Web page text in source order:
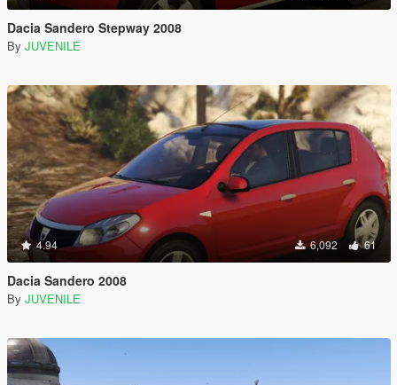
Dacia Sandero Stepway 2008
By JUVENILE
4.94 6,092 61
Dacia Sandero 2008
By JUVENILE